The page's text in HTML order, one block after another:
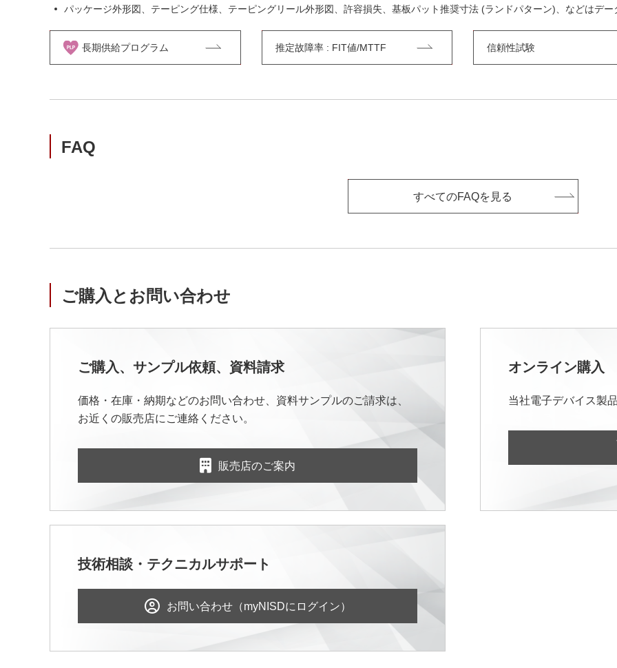
パッケージ外形図、テーピング仕様、テーピングリール外形図、許容損失、基板パット推奨寸法 (ランドパターン)、などはデ
長期供給プログラム 推定故障率 : FIT値/MTTF 信頼性試験
FAQ
すべてのFAQを見る
ご購入とお問い合わせ
ご購入、サンプル依頼、資料請求
価格・在庫・納期などのお問い合わせ、資料サンプルのご請求は、
お近くの販売店にご連絡ください。
販売店のご案内
オンライン購入
当社電子デバイス製
技術相談・テクニカルサポート
お問い合わせ（myNISDにログイン）